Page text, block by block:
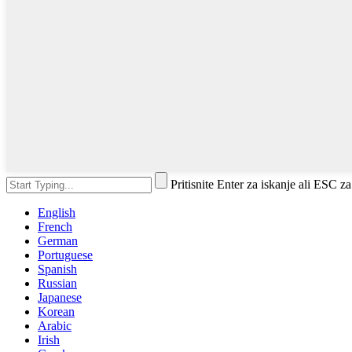
Pritisnite Enter za iskanje ali ESC
English
French
German
Portuguese
Spanish
Russian
Japanese
Korean
Arabic
Irish